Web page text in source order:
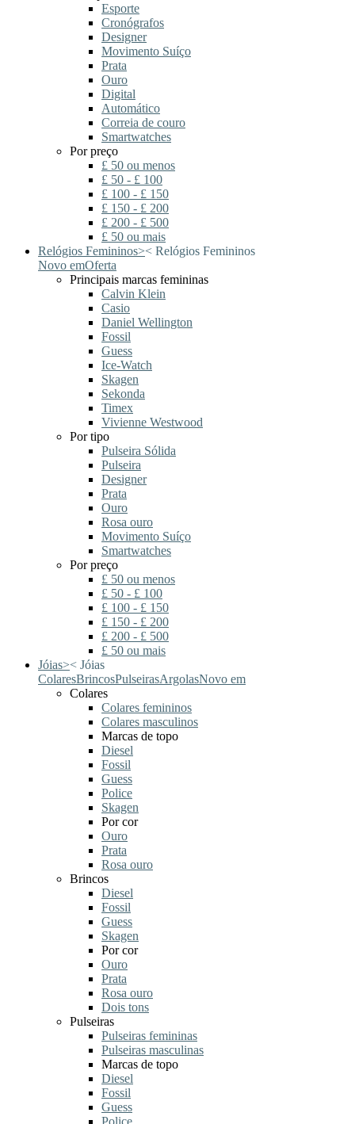
Esporte
Cronógrafos
Designer
Movimento Suíço
Prata
Ouro
Digital
Automático
Correia de couro
Smartwatches
Por preço
£ 50 ou menos
£ 50 - £ 100
£ 100 - £ 150
£ 150 - £ 200
£ 200 - £ 500
£ 50 ou mais
Relógios Femininos>< Relógios Femininos
Novo emOferta
Principais marcas femininas
Calvin Klein
Casio
Daniel Wellington
Fossil
Guess
Ice-Watch
Skagen
Sekonda
Timex
Vivienne Westwood
Por tipo
Pulseira Sólida
Pulseira
Designer
Prata
Ouro
Rosa ouro
Movimento Suíço
Smartwatches
Por preço
£ 50 ou menos
£ 50 - £ 100
£ 100 - £ 150
£ 150 - £ 200
£ 200 - £ 500
£ 50 ou mais
Jóias>< Jóias
ColaresBrincosPulseirasArgolasNovo em
Colares
Colares femininos
Colares masculinos
Marcas de topo
Diesel
Fossil
Guess
Police
Skagen
Por cor
Ouro
Prata
Rosa ouro
Brincos
Diesel
Fossil
Guess
Skagen
Por cor
Ouro
Prata
Rosa ouro
Dois tons
Pulseiras
Pulseiras femininas
Pulseiras masculinas
Marcas de topo
Diesel
Fossil
Guess
Police